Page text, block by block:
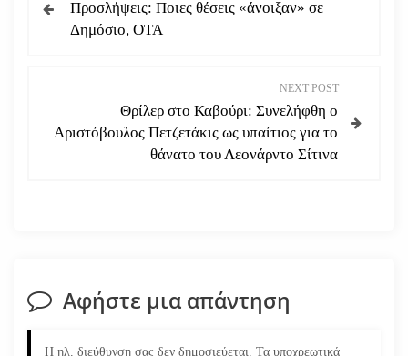
λ
ά
Προσλήψεις: Ποιες θέσεις «άνοιξαν» σε
Δημόσιο, ΟΤΑ
NEXT POST
Θρίλερ στο Καβούρι: Συνελήφθη ο
Αριστόβουλος Πετζετάκις ως υπαίτιος για το
θάνατο του Λεονάρντο Σίτινα
Αφήστε μια απάντηση
Η ηλ. διεύθυνση σας δεν δημοσιεύεται. Τα υποχρεωτικά